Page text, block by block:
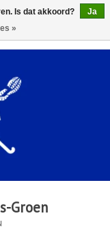
Groen
Is dat akkoord?
Ja
»